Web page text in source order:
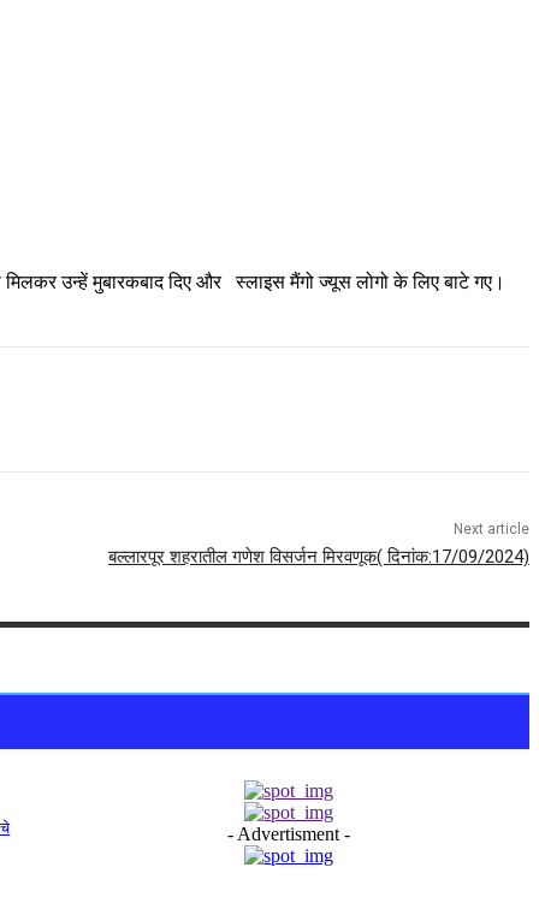
उन्हें मुबारकबाद दिए और स्लाइस मैंगो ज्यूस लोगो के लिए बाटे गए।
Next article
बल्लारपूर शहरातील गणेश विसर्जन मिरवणूक( दिनांक:17/09/2024)
चे - Advertisment -